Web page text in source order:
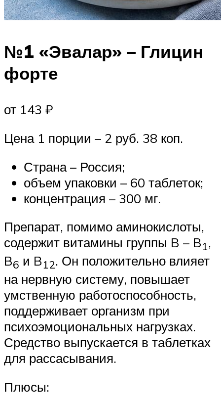
№1 «Эвалар» – Глицин
форте
от 143 ₽
Цена 1 порции – 2 руб. 38 коп.
Страна – Россия;
объем упаковки – 60 таблеток;
концентрация – 300 мг.
Препарат, помимо аминокислоты,
содержит витамины группы B – B1,
B6 и B12. Он положительно влияет
на нервную систему, повышает
умственную работоспособность,
поддерживает организм при
психоэмоциональных нагрузках.
Средство выпускается в таблетках
для рассасывания.
Плюсы: